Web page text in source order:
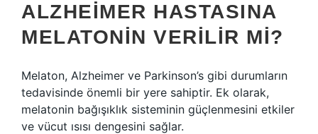
ALZHEIMER HASTASINA
MELATONIN VERILIR MI?
Melaton, Alzheimer ve Parkinson’s gibi durumların
tedavisinde önemli bir yere sahiptir. Ek olarak,
melatonin bağışıklık sisteminin güçlenmesini etkiler
ve vücut ısısı dengesini sağlar.